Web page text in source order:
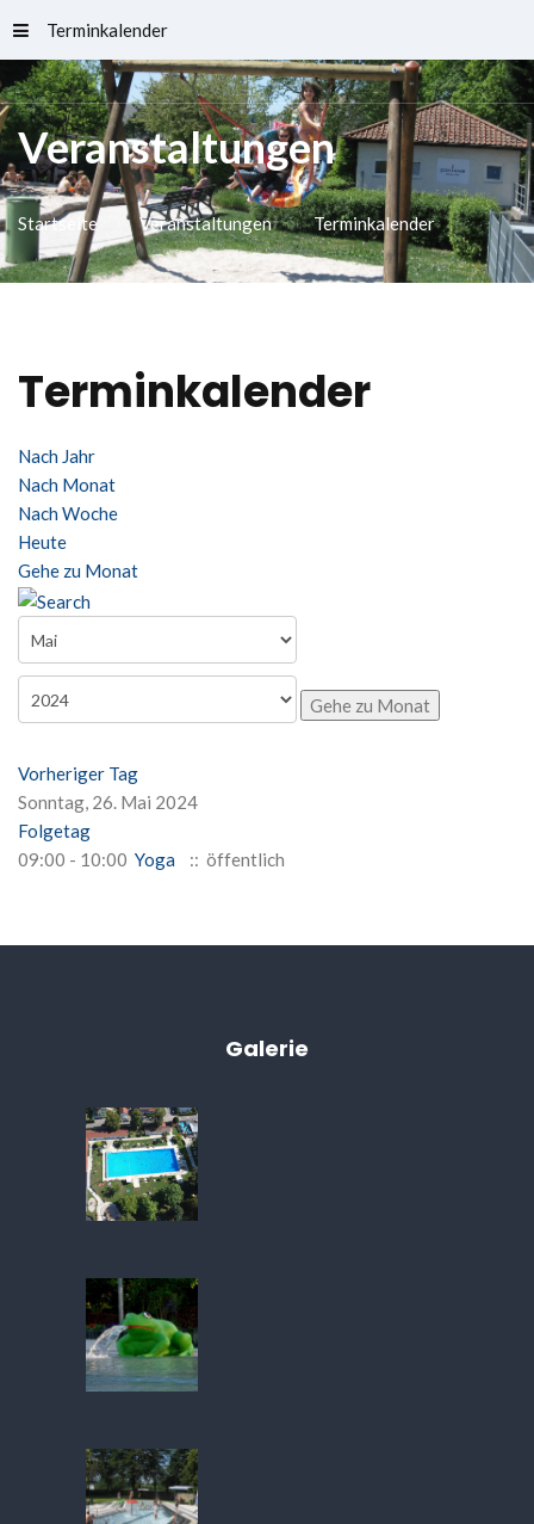
Terminkalender
Veranstaltungen
Startseite Veranstaltungen Terminkalender
Terminkalender
Nach Jahr
Nach Monat
Nach Woche
Heute
Gehe zu Monat
Gehe zu Monat
Vorheriger Tag
Sonntag, 26. Mai 2024
Folgetag
09:00 - 10:00 Yoga :: öffentlich
Galerie